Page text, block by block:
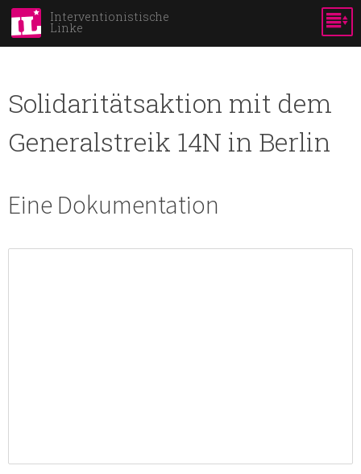
Skip to
content
Interventionistische
Linke
Solidaritätsaktion mit dem
Generalstreik 14N in Berlin
Eine Dokumentation